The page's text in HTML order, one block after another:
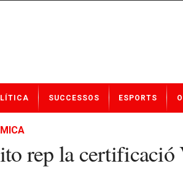
SUCCESSOS ESPORTS
rep la certificació